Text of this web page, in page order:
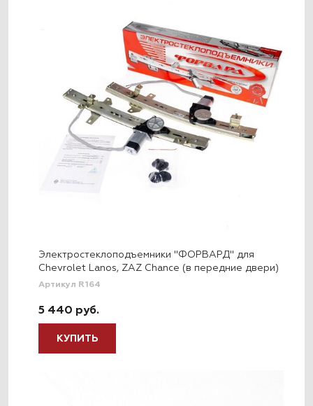
Электростеклоподъемники "ФОРВАРД" для
Chevrolet Lanos, ZAZ Chance (в передние двери)
Артикул R164
5 440 руб.
КУПИТЬ